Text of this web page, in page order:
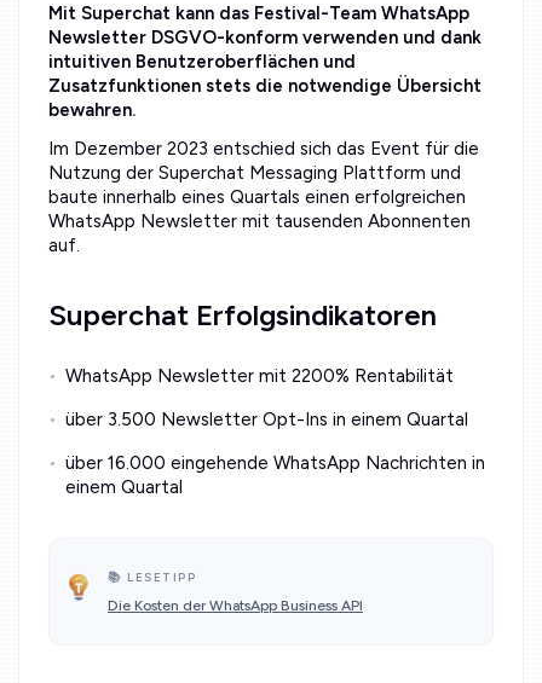
Mit Superchat kann das Festival-Team WhatsApp
Newsletter DSGVO-konform verwenden und dank
intuitiven Benutzeroberflächen und
Zusatzfunktionen stets die notwendige Übersicht
bewahren.
Im Dezember 2023 entschied sich das Event für die
Nutzung der Superchat Messaging Plattform und
baute innerhalb eines Quartals einen erfolgreichen
WhatsApp Newsletter mit tausenden Abonnenten
auf.
Superchat Erfolgsindikatoren
WhatsApp Newsletter mit 2200% Rentabilität
über 3.500 Newsletter Opt-Ins in einem Quartal
über 16.000 eingehende WhatsApp Nachrichten in
einem Quartal
📚 LESETIPP
Die Kosten der WhatsApp Business API